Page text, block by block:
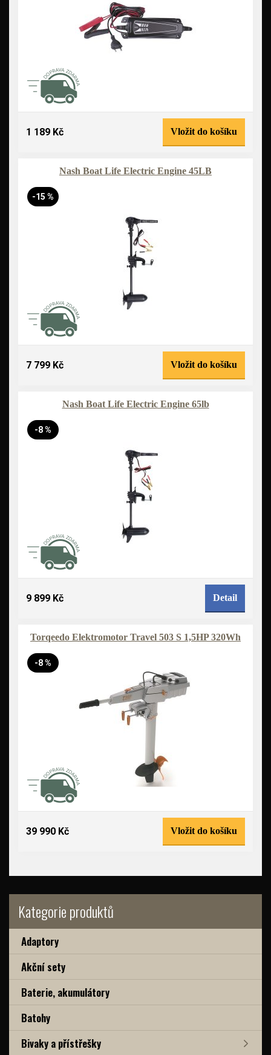
Kategorie produktů
Adaptory
Akční sety
Baterie, akumulátory
Batohy
Bivaky a přístřešky
1 189 Kč Vložit do košíku
Nash Boat Life Electric Engine 45LB
-15 %
7 799 Kč Vložit do košíku
Nash Boat Life Electric Engine 65lb
-8 %
9 899 Kč Detail
Torqeedo Elektromotor Travel 503 S 1,5HP 320Wh
-8 %
39 990 Kč Vložit do košíku